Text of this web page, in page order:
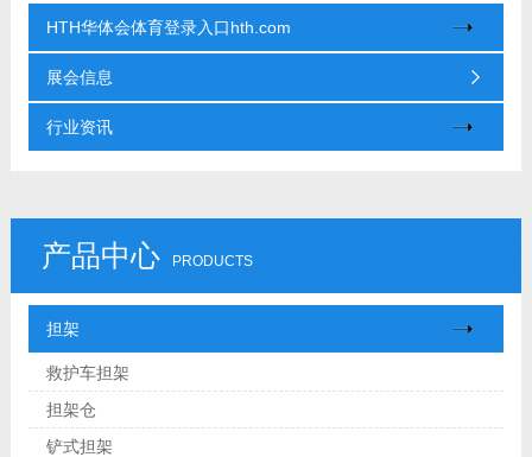
HTH华体会体育登录入口hth.com
展会信息
行业资讯
产品中心 PRODUCTS
担架
救护车担架
担架仓
铲式担架